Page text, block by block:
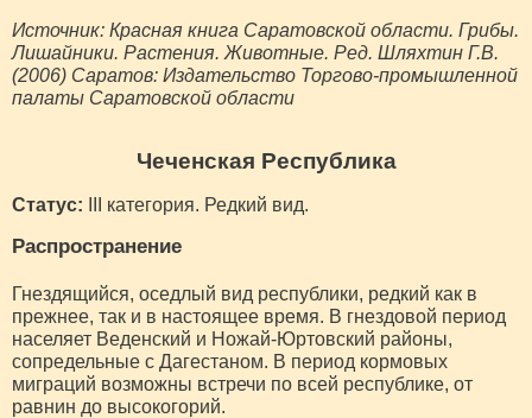
Источник: Красная книга Саратовской области. Грибы.
Лишайники. Растения. Животные. Ред. Шляхтин Г.В.
(2006) Саратов: Издательство Торгово-промышленной
палаты Саратовской области
Чеченская Республика
Статус: III категория. Редкий вид.
Распространение
Гнездящийся, оседлый вид республики, редкий как в
прежнее, так и в настоящее время. В гнездовой период
населяет Веденский и Ножай-Юртовский районы,
сопредельные с Дагестаном. В период кормовых
миграций возможны встречи по всей республике, от
равнин до высокогорий.